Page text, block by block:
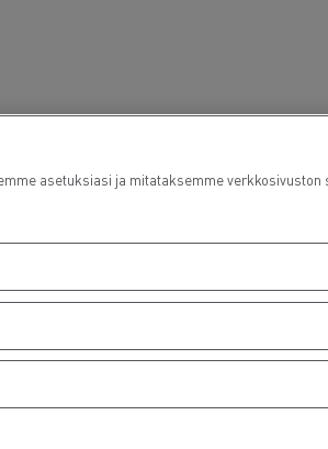
asetuksiasi ja mitataksemme